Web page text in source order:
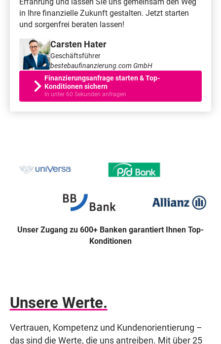
in Ihre finanzielle Zukunft gestalten. Jetzt starten
und sorgenfrei beraten lassen!
Carsten Hater
Geschäftsführer
bestebaufinanzierung.com GmbH
Finanzierungsanfrage starten & Top-
Konditionen sichern
In unter 60 Sekunden anfragen
Unser Zugang zu 600+ Banken garantiert Ihnen Top-
Konditionen
Unsere Werte.
Vertrauen, Kompetenz und Kundenorientierung –
das sind die Werte, die uns antreiben. Mit über 25